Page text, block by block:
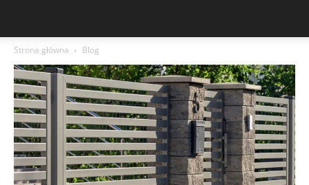
Strona główna Blog